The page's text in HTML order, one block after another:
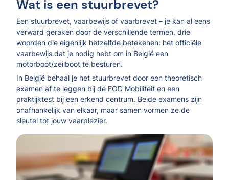
Wat is een stuurbrevet?
Een stuurbrevet, vaarbewijs of vaarbrevet – je kan al eens
verward geraken door de verschillende termen, drie
woorden die eigenlijk hetzelfde betekenen: het officiële
vaarbewijs dat je nodig hebt om in België een
motorboot/zeilboot te besturen.
In België behaal je het stuurbrevet door een theoretisch
examen af te leggen bij de FOD Mobiliteit en een
praktijktest bij een erkend centrum. Beide examens zijn
onafhankelijk van elkaar, maar samen vormen ze de
sleutel tot jouw vaarplezier.